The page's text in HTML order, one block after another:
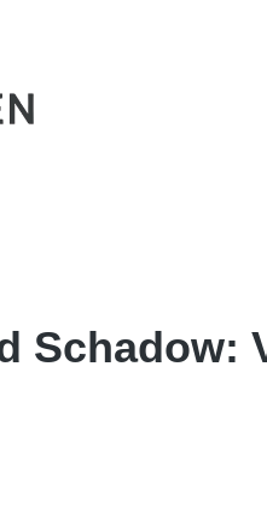
Schadow: